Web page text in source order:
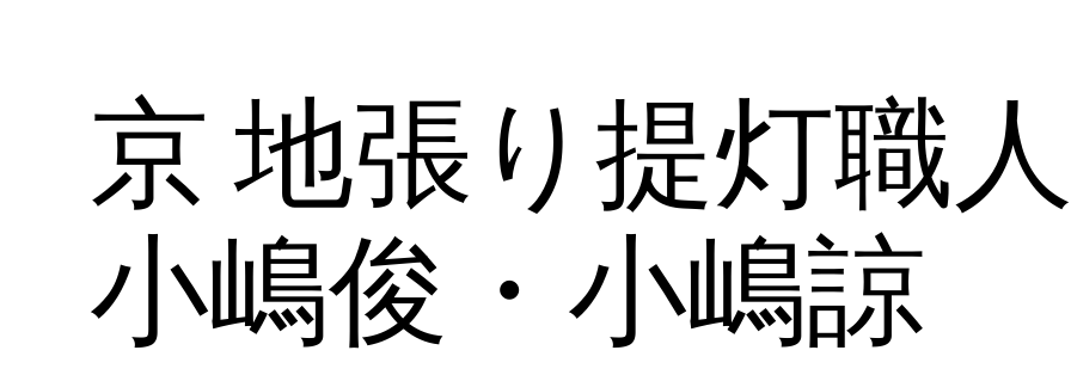
京 地張り提灯
小嶋俊・小嶋諒